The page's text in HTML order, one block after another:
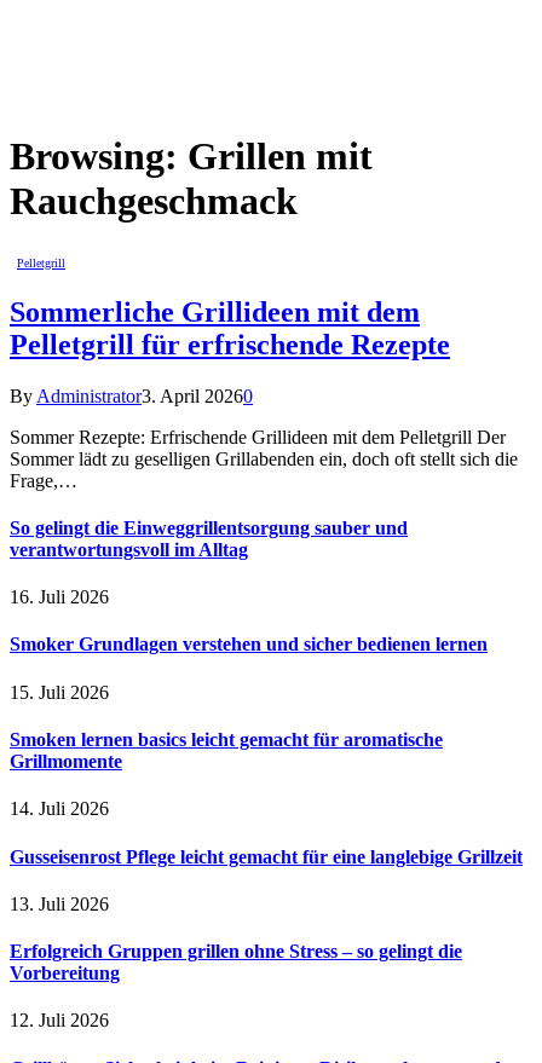
Browsing: Grillen mit
Rauchgeschmack
Pelletgrill
Sommerliche Grillideen mit dem
Pelletgrill für erfrischende Rezepte
By Administrator3. April 20260
Sommer Rezepte: Erfrischende Grillideen mit dem Pelletgrill Der
Sommer lädt zu geselligen Grillabenden ein, doch oft stellt sich die
Frage,…
So gelingt die Einweggrillentsorgung sauber und
verantwortungsvoll im Alltag
16. Juli 2026
Smoker Grundlagen verstehen und sicher bedienen lernen
15. Juli 2026
Smoken lernen basics leicht gemacht für aromatische
Grillmomente
14. Juli 2026
Gusseisenrost Pflege leicht gemacht für eine langlebige Grillzeit
13. Juli 2026
Erfolgreich Gruppen grillen ohne Stress – so gelingt die
Vorbereitung
12. Juli 2026